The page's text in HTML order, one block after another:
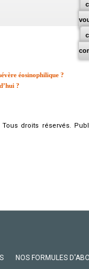
éosinophilique ?
?
droits réservés.
NOS FORMULES